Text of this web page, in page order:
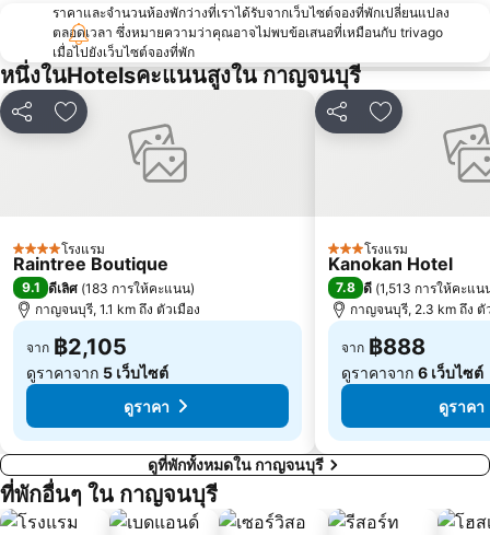
ราคาและจำนวนห้องพักว่างที่เราได้รับจากเว็บไซต์จองที่พักเปลี่ยนแปลง
ตลอดเวลา ซึ่งหมายความว่าคุณอาจไม่พบข้อเสนอที่เหมือนกับ trivago
เมื่อไปยังเว็บไซต์จองที่พัก
หนึ่งในHotelsคะแนนสูงใน กาญจนบุรี
แชร์ เพิ่มในรายการโปรด
4 ดาว โรงแรม
Raintree Boutique
9.1 ดีเลิศ (183 การให้คะแนน)
กาญจนบุรี, 1.1 km ถึง ตัวเมือง
จาก ฿2,105
ดูราคาจาก 5 เว็บไซต์
ดูราคา
แชร์ เพิ่มในรายกา
3 ดาวโรงแรม
Kanokan Hotel
7.8 ดี (1,513 การให้คะแน
กาญจนบุรี, 2.3 km ถึง ตั
จาก ฿888
ดูราคาจาก 6 เว็บไซต์
ดูราคา
ดูที่พักทั้งหมดใน กาญจนบุรี
ที่พักอื่นๆ ใน กาญจนบุรี